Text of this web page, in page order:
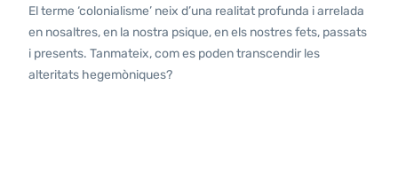
El terme ‘colonialisme’ neix d’una realitat profunda i arrelada
en nosaltres, en la nostra psique, en els nostres fets, passats
i presents. Tanmateix, com es poden transcendir les
alteritats hegemòniques?